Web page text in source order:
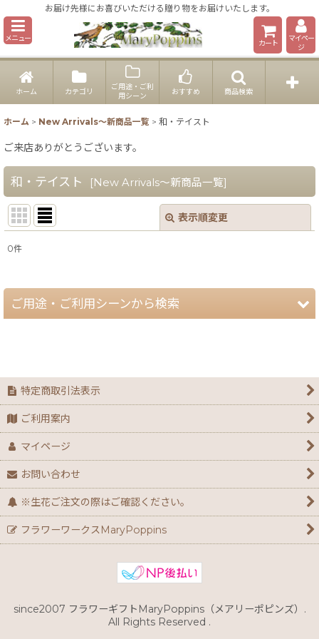
お届け先様にお喜びいただける贈り物をお届けいたします。
メニュー カート
マイペー
ジ
ホーム カテゴリ
ご用途・ご利
用シーン
おすすめ 商品検索
ホーム > New Arrivals～新商品一覧 > 和・テイスト
ご来店ありがとうございます。
和・テイスト [New Arrivals～新商品一覧]
表示順変更
並び順
0件
ご用途・ご利用シーンから検索
生花お届け時期：夏
生花お届け時期：秋
カジュアルスタイル
フォーマルスタイル
特定商取引法表示
ご利用案内
マイページ
お問い合わせ
※生花ご注文の際はご確認ください。
フラワーワークスMaryPoppins
since2007 フラワーギフトMaryPoppins（メアリーポピンズ）.
All Rights Reserved .